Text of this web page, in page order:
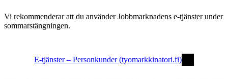
Vi rekommenderar att du använder Jobbmarknadens e-tjänster under
sommarstängningen.
E-tjänster – Personkunder (tyomarkkinatori.fi)